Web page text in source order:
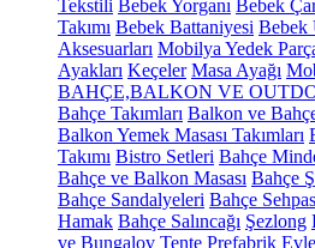
Tekstili Bebek Yorganı Bebek
Takımı Bebek Battaniyesi Bebek
Aksesuarları Mobilya Yedek
Ayakları Keçeler Masa Ayağı
BAHÇE,BALKON VE
Bahçe Takımları Balkon ve
Balkon Yemek Masası Takımları
Takımı Bistro Setleri Bahçe
Bahçe ve Balkon Masası Bahçe
Bahçe Sandalyeleri Bahçe
Hamak Bahçe Salıncağı Şezlong
ve Bungalov Tente Prefabrik